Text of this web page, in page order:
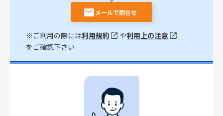
メールで問合せ
※ご利用の際には利用規約 や利用上の注意
をご確認下さい